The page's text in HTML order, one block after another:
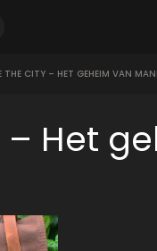
THE CITY – HET GEHEIM VAN
– Het